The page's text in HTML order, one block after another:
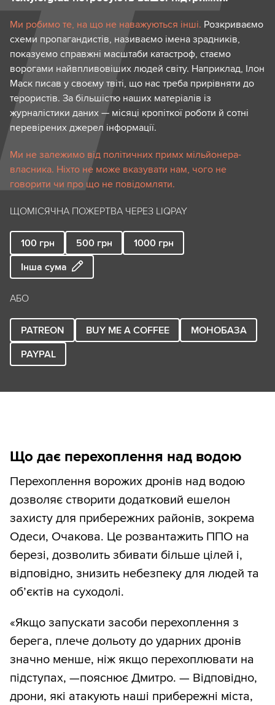
Ми робимо те, на що не наважуються інші. Розкриваємо
схеми пропагандистів, називаємо імена зрадників,
показуємо справжні масштаби катастроф, стаємо
ворогами найвпливовіших людей світу. Наприклад, Ілон
Маск писав у своєму твіті, що нас треба прирівняти до
терористів. За більшістю наших матеріалів із
журналістики даних — місяці кропіткої роботи й сотні
перевірених джерел інформації.
Ми не залежимо від політичних примх мільйонера-
власника. Ніхто не може вказувати нам, чого не
говорити чи про що не повідомляти.
ЩОМІСЯЧНА ПОЖЕРТВА ЧЕРЕЗ LIQPAY
100 грн 500 грн 1000 грн
Інша сума
АБО
PATREON BUY ME A COFFEE
МОНОБАЗА
PAYPAL
Що дає перехоплення над водою
Перехоплення ворожих дронів над водою
дозволяє створити додатковий ешелон
захисту для прибережних районів, зокрема
Одеси, Очакова. Це розвантажить ППО на
березі, дозволить збивати більше цілей і,
відповідно, знизить небезпеку для людей та
об’єктів на суходолі.
«Якщо запускати засоби перехоплення з
берега, плече дольоту до ударних дронів
значно менше, ніж якщо перехоплювати на
підступах, —пояснює Дмитро. — Відповідно,
дрони, які атакують наші прибережні міста,